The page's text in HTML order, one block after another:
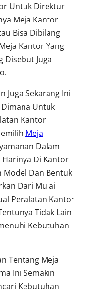
Untuk Direktur
Meja Kantor
Bisa Dibilang
Kantor Yang
Disebut Juga
Juga Sekarang Ini
Dimana Untuk
Kantor
Meja
Dalam
Harinya Di Kantor
Model Dan Bentuk
Dari Mulai
Peralatan Kantor
Tidak Lain
Kebutuhan
Tentang Meja
Ini Semakin
Kebutuhan